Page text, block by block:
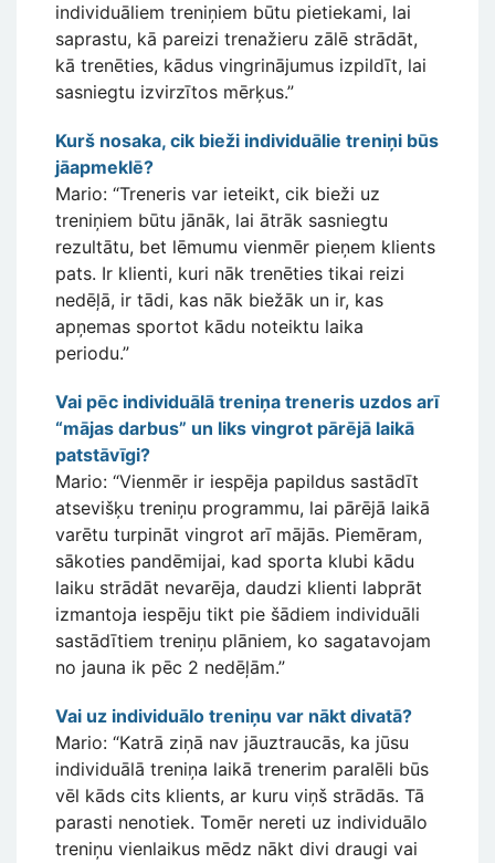
individuāliem treniņiem būtu pietiekami, lai
saprastu, kā pareizi trenažieru zālē strādāt,
kā trenēties, kādus vingrinājumus izpildīt, lai
sasniegtu izvirzītos mērķus.”
Kurš nosaka, cik bieži individuālie treniņi būs
jāapmeklē?
Mario: “Treneris var ieteikt, cik bieži uz
treniņiem būtu jānāk, lai ātrāk sasniegtu
rezultātu, bet lēmumu vienmēr pieņem klients
pats. Ir klienti, kuri nāk trenēties tikai reizi
nedēļā, ir tādi, kas nāk biežāk un ir, kas
apņemas sportot kādu noteiktu laika
periodu.”
Vai pēc individuālā treniņa treneris uzdos arī
“mājas darbus” un liks vingrot pārējā laikā
patstāvīgi?
Mario: “Vienmēr ir iespēja papildus sastādīt
atsevišķu treniņu programmu, lai pārējā laikā
varētu turpināt vingrot arī mājās. Piemēram,
sākoties pandēmijai, kad sporta klubi kādu
laiku strādāt nevarēja, daudzi klienti labprāt
izmantoja iespēju tikt pie šādiem individuāli
sastādītiem treniņu plāniem, ko sagatavojam
no jauna ik pēc 2 nedēļām.”
Vai uz individuālo treniņu var nākt divatā?
Mario: “Katrā ziņā nav jāuztraucās, ka jūsu
individuālā treniņa laikā trenerim paralēli būs
vēl kāds cits klients, ar kuru viņš strādās. Tā
parasti nenotiek. Tomēr nereti uz individuālo
treniņu vienlaikus mēdz nākt divi draugi vai